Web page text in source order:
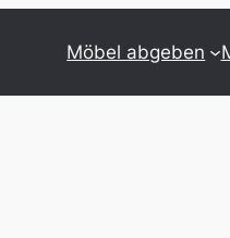
Möbel abgeben